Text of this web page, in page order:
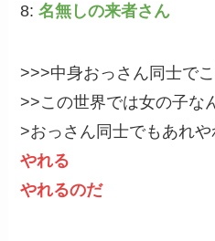
8:名無しの来者さん
>>>中身おっさん同士で
>>この世界では女の子な
>おっさん同士でもあれ
やれる
やれるのだ